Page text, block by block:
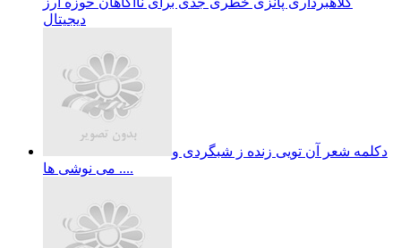
دیجیتال
دکلمه شعر آن تویی زنده ز شبگردی و
می نوشی ها ....